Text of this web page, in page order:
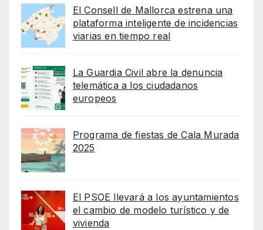
El Consell de Mallorca estrena una
plataforma inteligente de incidencias
viarias en tiempo real
La Guardia Civil abre la denuncia
telemática a los ciudadanos
europeos
Programa de fiestas de Cala Murada
2025
El PSOE llevará a los ayuntamientos
el cambio de modelo turístico y de
vivienda